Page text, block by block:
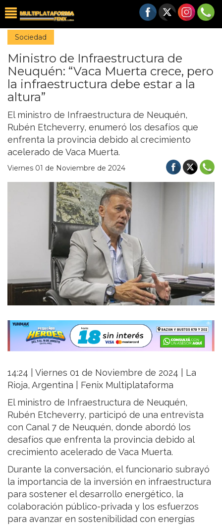
Sociedad
Ministro de Infraestructura de
Neuquén: “Vaca Muerta crece, pero
la infraestructura debe estar a la
altura”
El ministro de Infraestructura de Neuquén,
Rubén Etcheverry, enumeró los desafíos que
enfrenta la provincia debido al crecimiento
acelerado de Vaca Muerta.
Viernes 01 de Noviembre de 2024
14:24 | Viernes 01 de Noviembre de 2024 | La
Rioja, Argentina | Fenix Multiplataforma
El ministro de Infraestructura de Neuquén,
Rubén Etcheverry, participó de una entrevista
con Canal 7 de Neuquén, donde abordó los
desafíos que enfrenta la provincia debido al
crecimiento acelerado de Vaca Muerta.
Durante la conversación, el funcionario subrayó
la importancia de la inversión en infraestructura
para sostener el desarrollo energético, la
colaboración público-privada y los esfuerzos
para avanzar en sostenibilidad con energías